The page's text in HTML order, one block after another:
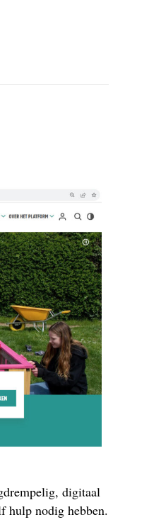
digitaal
hulp nodig hebben.